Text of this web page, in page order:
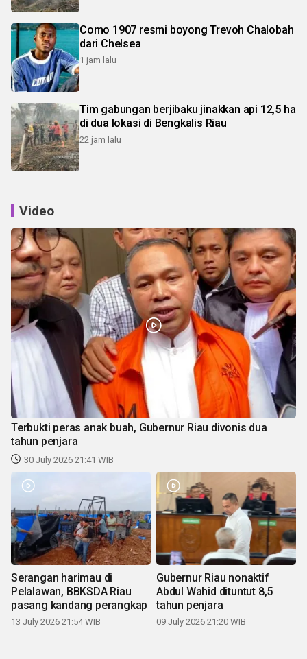
Como 1907 resmi boyong Trevoh Chalobah
dari Chelsea
1 jam lalu
Tim gabungan berjibaku jinakkan api 12,5 ha
di dua lokasi di Bengkalis Riau
22 jam lalu
Video
Terbukti peras anak buah, Gubernur Riau divonis dua
tahun penjara
30 July 2026 21:41 WIB
Serangan harimau di
Pelalawan, BBKSDA Riau
pasang kandang perangkap
13 July 2026 21:54 WIB
Gubernur Riau nonaktif
Abdul Wahid dituntut 8,5
tahun penjara
09 July 2026 21:20 WIB